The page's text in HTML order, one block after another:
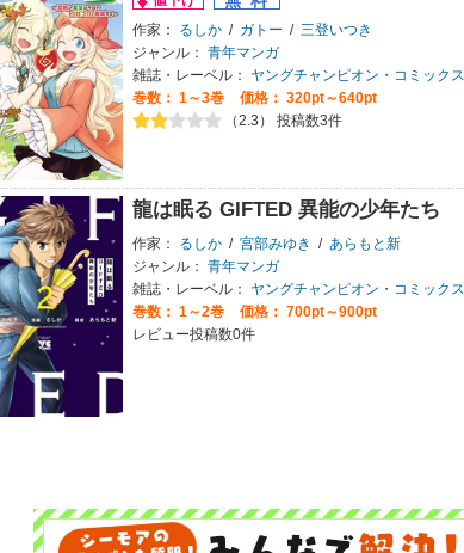
作家： るしか / ガトー / 三登いつき
ジャンル： 青年マンガ
雑誌・レーベル：
ヤングチャンピオン・コミックス
巻数： 1～3巻
価格： 320pt～640pt
（2.3） 投稿数3件
龍は眠る GIFTED 異能の少年たち
作家： るしか / 宮部みゆき / あらもと新
ジャンル： 青年マンガ
雑誌・レーベル：
ヤングチャンピオン・コミックス
巻数： 1～2巻
価格： 700pt～900pt
レビュー投稿数0件